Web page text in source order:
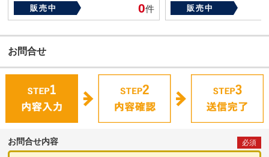
販売中
0件
販売中
お問合せ
お問合せ内容 必須